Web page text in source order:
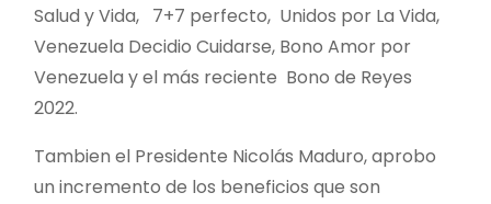
Salud y Vida, 7+7 perfecto, Unidos por La Vida,
Venezuela Decidio Cuidarse, Bono Amor por
Venezuela y el más reciente Bono de Reyes
2022.
Tambien el Presidente Nicolás Maduro, aprobo
un incremento de los beneficios que son